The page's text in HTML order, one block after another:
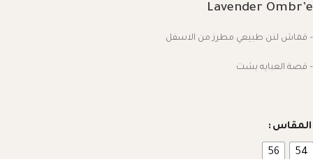
Lavender Ombr’e
– قماش لنن طبيعي مطرز من الاسفل
– قصة العبايه بشت
المقاس
54
56